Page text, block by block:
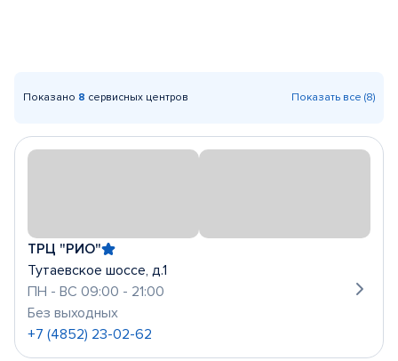
Показано 8 сервисных центров Показать все (8)
ТРЦ "РИО"
Тутаевское шоссе, д.1
ПН - ВС 09:00 - 21:00
Без выходных
+7 (4852) 23-02-62